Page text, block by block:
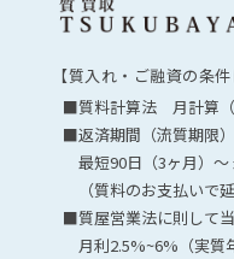
【質入れ・ご融資の条
■質料計算法 月計算（
■返済期間（流質期限）
最短90日（3ヶ月）
（質料のお支払いで
■質屋営業法に則して
月利2.5%~6%（実質